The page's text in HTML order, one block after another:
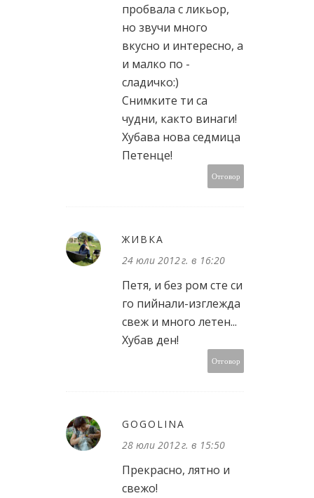
пробвала с ликьор,
но звучи много
вкусно и интересно, а
и малко по -
сладичко:)
Снимките ти са
чудни, както винаги!
Хубава нова седмица
Петенце!
Отговор
ЖИВКА
24 юли 2012 г. в 16:20
Петя, и без ром сте си
го пийнали-изглежда
свеж и много летен...
Хубав ден!
Отговор
GOGOLINA
28 юли 2012 г. в 15:50
Прекрасно, лятно и
свежо!